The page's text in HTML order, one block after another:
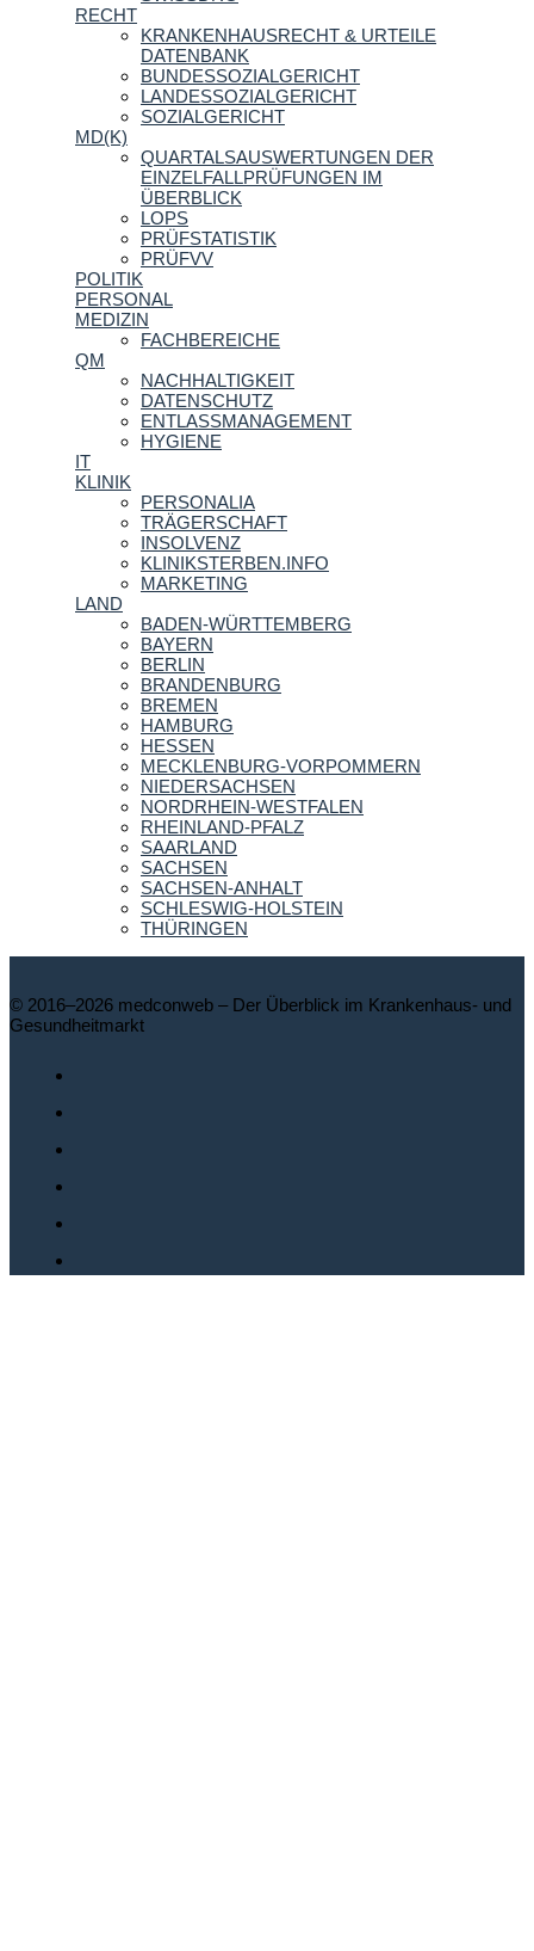
RECHT
KRANKENHAUSRECHT & URTEILE
DATENBANK
BUNDESSOZIALGERICHT
LANDESSOZIALGERICHT
SOZIALGERICHT
MD(K)
QUARTALSAUSWERTUNGEN DER
EINZELFALLPRÜFUNGEN IM
ÜBERBLICK
LOPS
PRÜFSTATISTIK
PRÜFVV
POLITIK
PERSONAL
MEDIZIN
FACHBEREICHE
QM
NACHHALTIGKEIT
DATENSCHUTZ
ENTLASSMANAGEMENT
HYGIENE
IT
KLINIK
PERSONALIA
TRÄGERSCHAFT
INSOLVENZ
KLINIKSTERBEN.INFO
MARKETING
LAND
BADEN-WÜRTTEMBERG
BAYERN
BERLIN
BRANDENBURG
BREMEN
HAMBURG
HESSEN
MECKLENBURG-VORPOMMERN
NIEDERSACHSEN
NORDRHEIN-WESTFALEN
RHEINLAND-PFALZ
SAARLAND
SACHSEN
SACHSEN-ANHALT
SCHLESWIG-HOLSTEIN
THÜRINGEN
© 2016–2026 medconweb – Der Überblick im Krankenhaus- und
Gesundheitmarkt